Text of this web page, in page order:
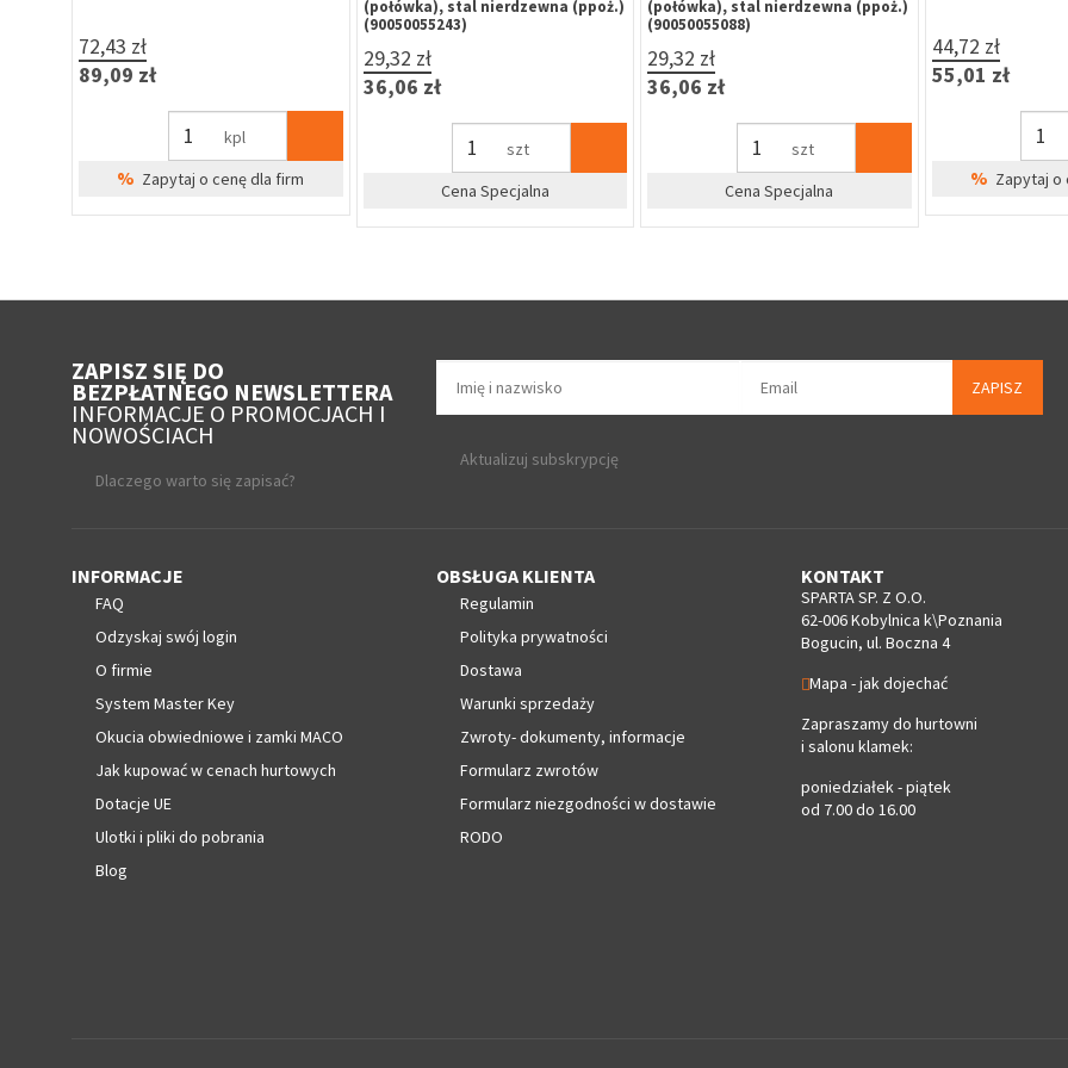
33,00 zł
40,59 zł
szt
%Zapytaj o cenę dla firm
328,00 zł
403,44 zł
Cena Specjalna
205,00 zł
252,15 zł
Cena Specjalna
63,98 zł
78,70 zł
%Zapytaj
ZAPISZ SIĘ DO
BEZPŁATNEGO NEWSLETTERA
INFORMACJE O PROMOCJACH I
NOWOŚCIACH
Dlaczego warto się zapisać?
ZAPISZ
Aktualizuj subskrypcję
INFORMACJE
FAQ
Odzyskaj swój login
O firmie
System Master Key
Okucia obwiedniowe i zamki MACO
Jak kupować w cenach hurtowych
Dotacje UE
Ulotki i pliki do pobrania
Blog
OBSŁUGA KLIENTA
Regulamin
Polityka prywatności
Dostawa
Warunki sprzedaży
Zwroty- dokumenty, informacje
Formularz zwrotów
Formularz niezgodności w dostawie
RODO
KONTAKT
SPARTA SP. Z O.O.
62-006 Kobylnica k\Poznania
Bogucin, ul. Boczna 4
Mapa - jak dojechać
Zapraszamy do hurtowni
i salonu klamek:
poniedziałek - piątek
od 7.00 do 16.00